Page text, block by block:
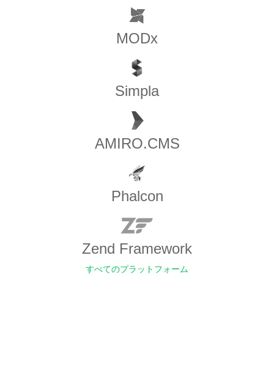
MODx
Simpla
AMIRO.CMS
Phalcon
Zend Framework
すべてのプラットフォーム